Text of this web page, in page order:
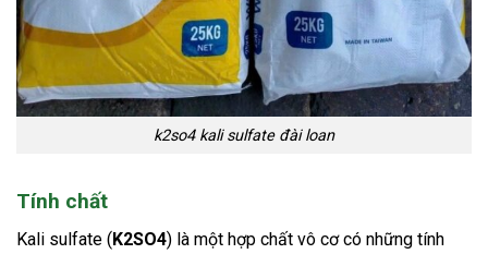
k2so4 kali sulfate đài loan
Tính chất
Kali sulfate (K2SO4) là một hợp chất vô cơ có những tính